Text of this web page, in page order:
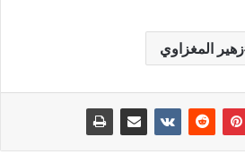
زهير المغزاوي